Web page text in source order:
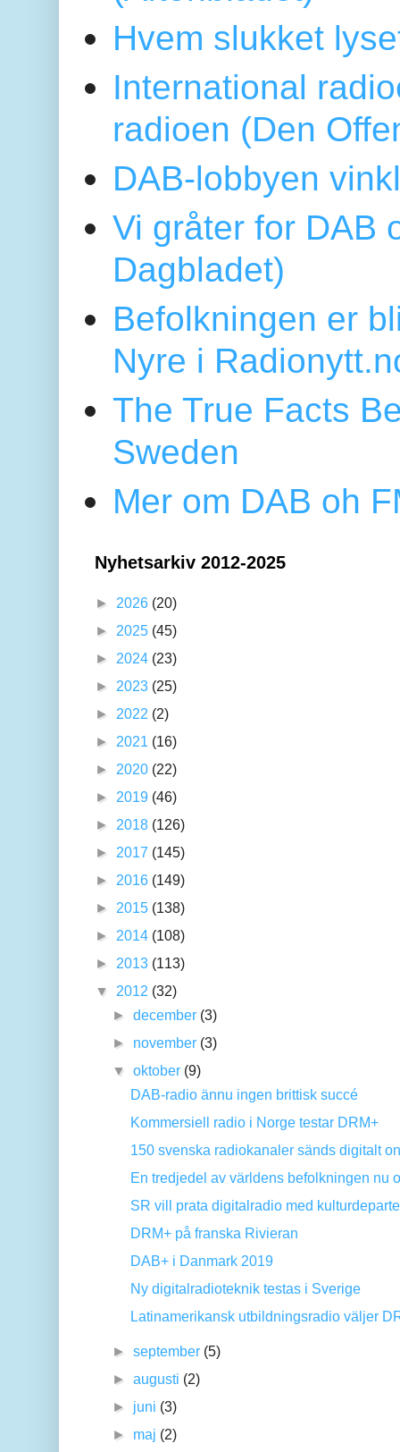
Hvem slukket
International
radioen (Den
DAB-lobbyen
Vi gråter for DAB
Dagbladet)
Befolkningen er
Nyre i
The True Facts
Sweden
Mer om DAB oh
Nyhetsarkiv 2012-2025
► 2026 (20)
► 2025 (45)
► 2024 (23)
► 2023 (25)
► 2022 (2)
► 2021 (16)
► 2020 (22)
► 2019 (46)
► 2018 (126)
► 2017 (145)
► 2016 (149)
► 2015 (138)
► 2014 (108)
► 2013 (113)
▼ 2012 (32)
►december (3)
► november (3)
▼oktober (9)
DAB-radio ännu ingen brittisk succé
Kommersiell radio i Norge testar DRM+
150 svenska radiokanaler sänds digitalt
En tredjedel av världens befolkningen nu
SR vill prata digitalradio med
DRM+ på franska Rivieran
DAB+ i Danmark 2019
Ny digitalradioteknik testas i Sverige
Latinamerikansk utbildningsradio väljer
►september (5)
►augusti (2)
► juni (3)
► maj (2)